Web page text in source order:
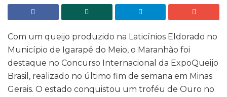
Com um queijo produzido na Laticínios Eldorado no
Município de Igarapé do Meio, o Maranhão foi
destaque no Concurso Internacional da ExpoQueijo
Brasil, realizado no último fim de semana em Minas
Gerais. O estado conquistou um troféu de Ouro no